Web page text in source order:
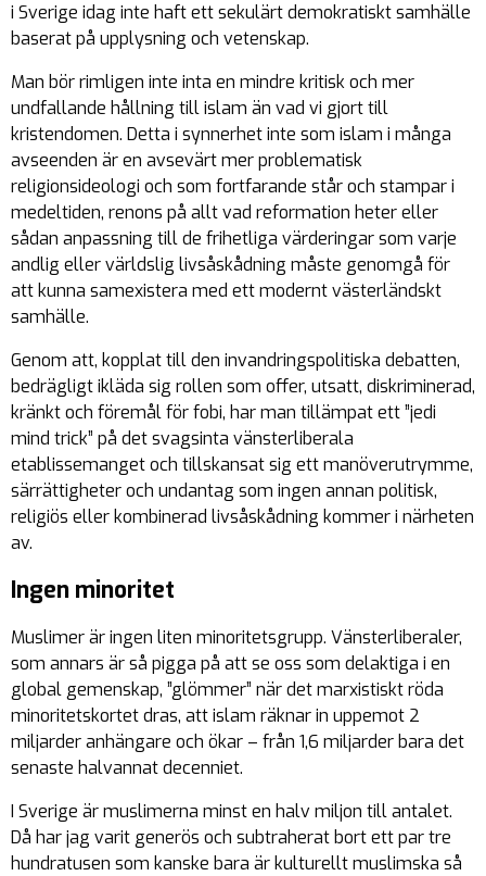
i Sverige idag inte haft ett sekulärt demokratiskt samhälle
baserat på upplysning och vetenskap.
Man bör rimligen inte inta en mindre kritisk och mer
undfallande hållning till islam än vad vi gjort till
kristendomen. Detta i synnerhet inte som islam i många
avseenden är en avsevärt mer problematisk
religionsideologi och som fortfarande står och stampar i
medeltiden, renons på allt vad reformation heter eller
sådan anpassning till de frihetliga värderingar som varje
andlig eller världslig livsåskådning måste genomgå för
att kunna samexistera med ett modernt västerländskt
samhälle.
Genom att, kopplat till den invandringspolitiska debatten,
bedrägligt ikläda sig rollen som offer, utsatt, diskriminerad,
kränkt och föremål för fobi, har man tillämpat ett ”jedi
mind trick” på det svagsinta vänsterliberala
etablissemanget och tillskansat sig ett manöverutrymme,
särrättigheter och undantag som ingen annan politisk,
religiös eller kombinerad livsåskådning kommer i närheten
av.
Ingen minoritet
Muslimer är ingen liten minoritetsgrupp. Vänsterliberaler,
som annars är så pigga på att se oss som delaktiga i en
global gemenskap, ”glömmer” när det marxistiskt röda
minoritetskortet dras, att islam räknar in uppemot 2
miljarder anhängare och ökar – från 1,6 miljarder bara det
senaste halvannat decenniet.
I Sverige är muslimerna minst en halv miljon till antalet.
Då har jag varit generös och subtraherat bort ett par tre
hundratusen som kanske bara är kulturellt muslimska så